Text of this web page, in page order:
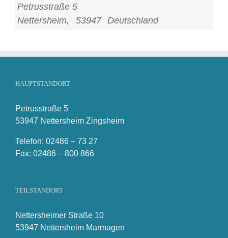
Petrusstraße 5
Nettersheim, 53947 Deutschland
HAUPTSTANDORT
Petrusstraße 5
53947 Nettersheim Zingsheim
Telefon: 02486 – 73 27
Fax: 02486 – 800 866
TEILSTANDORT
Nettersheimer Straße 10
53947 Nettersheim Marmagen